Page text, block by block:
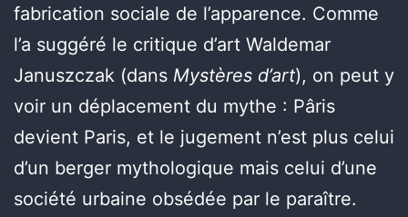
fabrication sociale de l’apparence. Comme
l’a suggéré le critique d’art Waldemar
Januszczak (dans Mystères d’art), on peut y
voir un déplacement du mythe : Pâris
devient Paris, et le jugement n’est plus celui
d’un berger mythologique mais celui d’une
société urbaine obsédée par le paraître.